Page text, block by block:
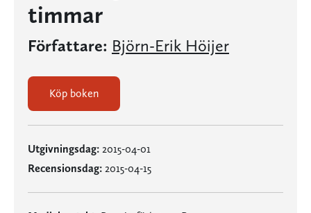
timmar
Författare: Björn-Erik Höijer
Köp boken
Utgivningsdag: 2015-04-01
Recensionsdag: 2015-04-15